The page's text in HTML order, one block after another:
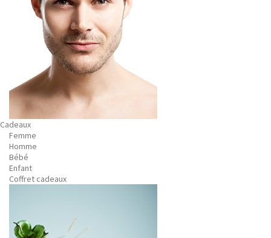
Cadeaux
Femme
Homme
Bébé
Enfant
Coffret cadeaux